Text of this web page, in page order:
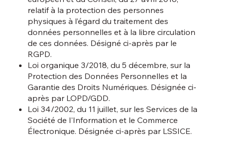
relatif à la protection des personnes
physiques à l’égard du traitement des
données personnelles et à la libre circulation
de ces données. Désigné ci-après par le
RGPD.
Loi organique 3/2018, du 5 décembre, sur la
Protection des Données Personnelles et la
Garantie des Droits Numériques. Désignée ci-
après par LOPD/GDD.
Loi 34/2002, du 11 juillet, sur les Services de la
Société de l'Information et le Commerce
Électronique. Désignée ci-après par LSSICE.